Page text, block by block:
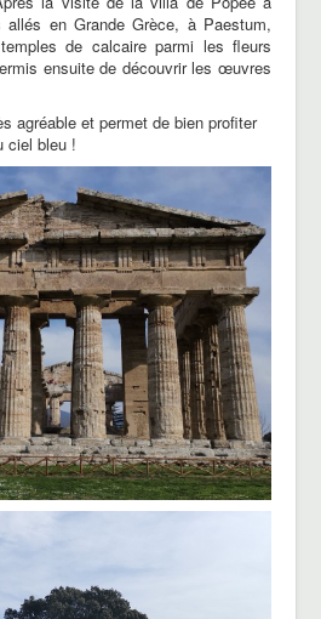
en Grande Grèce, à Paestum,
temples de calcaire parmi les fleurs
ensuite de découvrir les œuvres
agréable et permet de bien profiter
ciel bleu !